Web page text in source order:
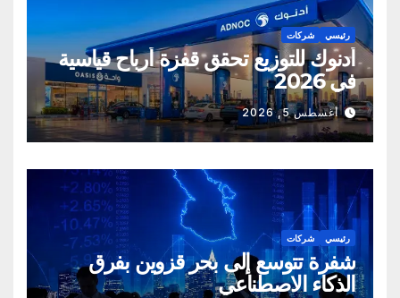
رئيسي شركات
أدنوك للتوزيع تحقق قفزة أرباح قياسية
في 2026
أغسطس 5, 2026
رئيسي شركات
شفرة تتوسع إلى بحر قزوين بفرق
الذكاء الاصطناعي